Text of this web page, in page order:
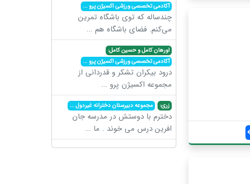
آکادمی تخصصی ورزشی اکسیژن پرو...
چندساله که توی باشگاه تمرین
می‌کنم. فضای باشگاه هم ...
اورهان کامل و حسین کامل:
آکادمی تخصصی ورزشی اکسیژن پرو...
درود بیکران تشکر و قدردانی از
مجموعه اکسیژن پرو ...
زری: مجموعه دبیرستان دخترانه غیردول...
دخترم با دوستش در مدرسه جان
افرین درس می خوند . ما ...